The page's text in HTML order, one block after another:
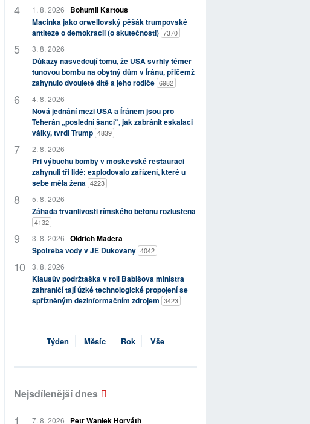
1. 8. 2026
Bohumil Kartous
Macinka jako orwellovský pěšák trumpovské
antiteze o demokracii (o skutečnosti) 7370
3. 8. 2026
Důkazy nasvědčují tomu, že USA svrhly téměř
tunovou bombu na obytný dům v Íránu, přičemž
zahynulo dvouleté dítě a jeho rodiče 6982
4. 8. 2026
Nová jednání mezi USA a Íránem jsou pro
Teherán „poslední šancí“, jak zabránit eskalaci
války, tvrdí Trump 4839
2. 8. 2026
Při výbuchu bomby v moskevské restauraci
zahynuli tři lidé; explodovalo zařízení, které u
sebe měla žena 4223
5. 8. 2026
Záhada trvanlivosti římského betonu rozluštěna
4132
3. 8. 2026 Oldřich Maděra
Spotřeba vody v JE Dukovany 4042
3. 8. 2026
Klausův podržtaška v roli Babišova ministra
zahraničí tají úzké technologické propojení se
spřízněným dezinformačním zdrojem 3423
Týden Měsíc Rok Vše
Nejsdílenější dnes
7. 8. 2026 Petr Waniek Horváth